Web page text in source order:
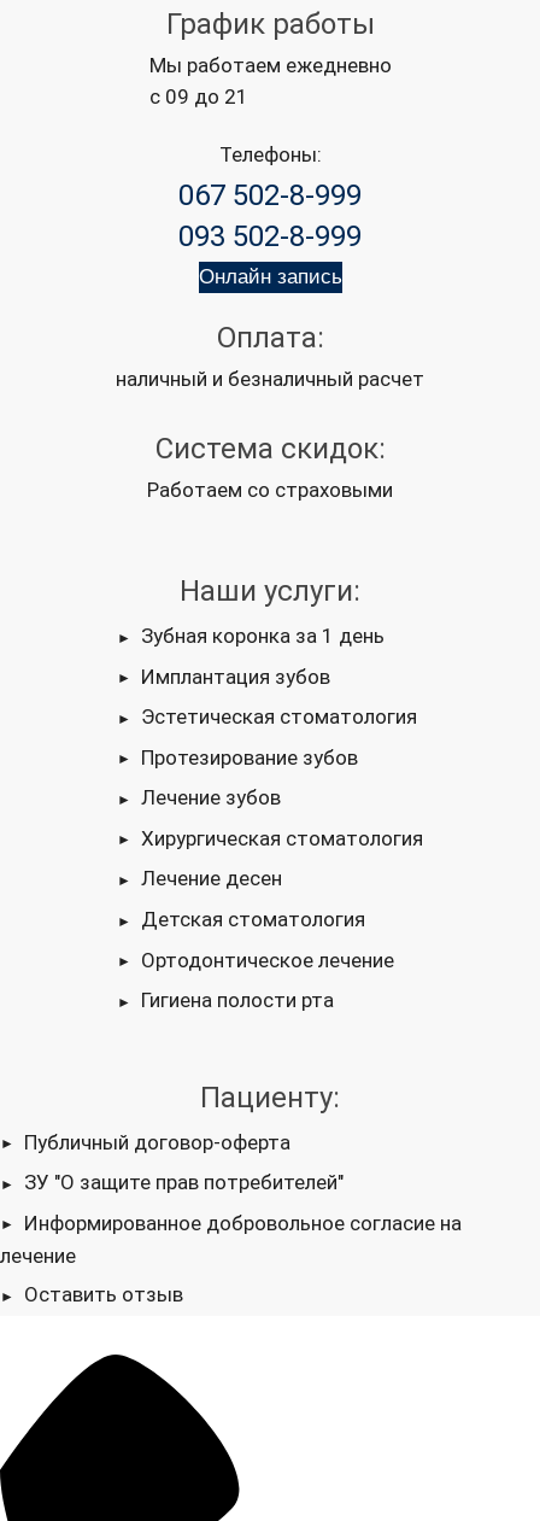
График работы
Мы работаем ежедневно
с 09 до 21
Телефоны:
067 502-8-999
093 502-8-999
Онлайн запись
Оплата:
наличный и безналичный расчет
Система скидок:
Работаем со страховыми
Наши услуги:
Зубная коронка за 1 день
Имплантация зубов
Эстетическая стоматология
Протезирование зубов
Лечение зубов
Хирургическая стоматология
Лечение десен
Детская стоматология
Ортодонтическое лечение
Гигиена полости рта
Пациенту:
Публичный договор-оферта
ЗУ "О защите прав потребителей"
Информированное добровольное согласие на
лечение
Оставить отзыв